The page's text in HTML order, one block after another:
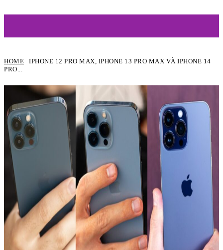
HOME
IPHONE 12 PRO MAX, IPHONE 13 PRO MAX VÀ IPHONE 14
PRO...